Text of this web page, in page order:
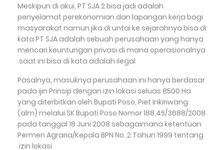
Meskipun di akui, PT SJA 2 bisa jadi adalah
penyelamat perekonomian dan lapangan kerja bagi
masyarakat namun jika di untai ke sejarahnya bisa di
kata PT SJA adalah sebuah perusahaan yang hanya
mencari keuntungan privasi di mana operasionalnya
saat ini bisa di kata adalah ilegal.
Pasalnya, masuknya perusahaan ini hanya berdasar
pada ijin Prinsip dengan izin lokasi seluas 8500 Ha
yang diterbitkan oleh Bupati Poso, Piet Inkiriwang
(alm) melalui SK Bupati Poso Nomor 188.45/3688/2008
pada tanggal 18 Juni 2008 sebagaimana ketentuan
Permen Agraria/Kepala BPN No. 2 Tahun 1999 tentang
izin lokasi.